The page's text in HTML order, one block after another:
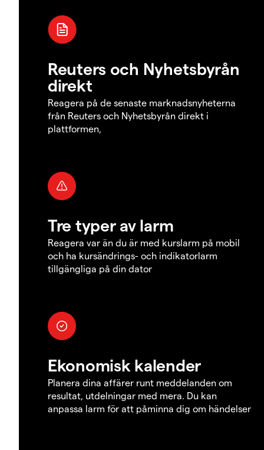
Reuters och Nyhetsbyrån
direkt
Reagera på de senaste marknadsnyheterna
från Reuters och Nyhetsbyrån direkt i
plattformen,
Tre typer av larm
Reagera var än du är med kurslarm på mobil
och ha kursändrings- och indikatorlarm
tillgängliga på din dator
Ekonomisk kalender
Planera dina affärer runt meddelanden om
resultat, utdelningar med mera. Du kan
anpassa larm för att påminna dig om händelser